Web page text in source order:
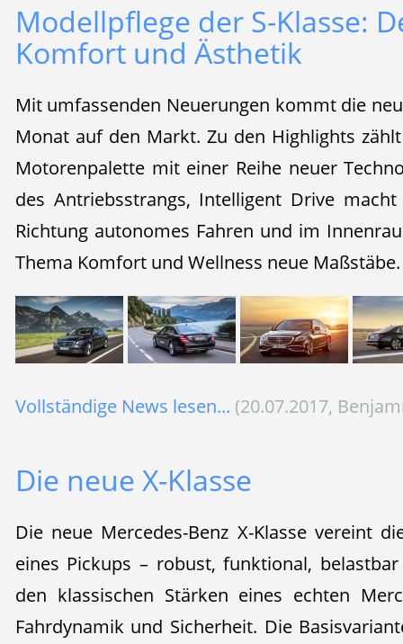
Modellpflege der S-Klasse:
Komfort und Ästhetik
Mit umfassenden Neuerungen kommt die
Monat auf den Markt. Zu den Highlights
Motorenpalette mit einer Reihe neuer
des Antriebsstrangs, Intelligent Drive
Richtung autonomes Fahren und im
Thema Komfort und Wellness neue Maßstäbe.
Vollständige News lesen... (20.07.2017,
Die neue X-Klasse
Die neue Mercedes-Benz X-Klasse vereint
eines Pickups – robust, funktional,
den klassischen Stärken eines echten
Fahrdynamik und Sicherheit. Die